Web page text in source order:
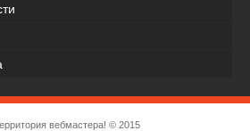
вебмастера! © 2015